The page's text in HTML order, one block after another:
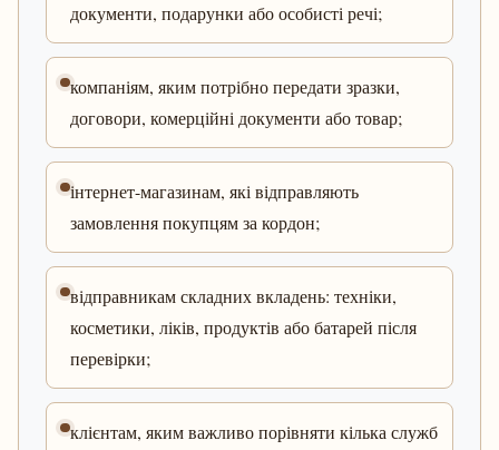
документи, подарунки або особисті речі;
компаніям, яким потрібно передати зразки,
договори, комерційні документи або товар;
інтернет-магазинам, які відправляють
замовлення покупцям за кордон;
відправникам складних вкладень: техніки,
косметики, ліків, продуктів або батарей після
перевірки;
клієнтам, яким важливо порівняти кілька служб